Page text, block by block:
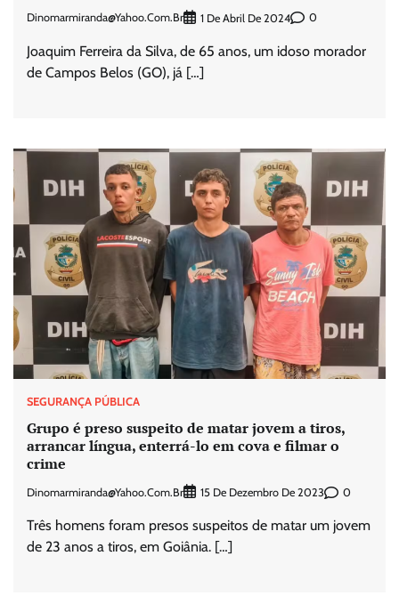
Dinomarmiranda@yahoo.com.br 1 De Abril De 2024 0
Joaquim Ferreira da Silva, de 65 anos, um idoso morador
de Campos Belos (GO), já […]
SEGURANÇA PÚBLICA
Grupo é preso suspeito de matar jovem a tiros,
arrancar língua, enterrá-lo em cova e filmar o
crime
Dinomarmiranda@yahoo.com.br 15 De Dezembro De 2023 0
Três homens foram presos suspeitos de matar um jovem
de 23 anos a tiros, em Goiânia. […]